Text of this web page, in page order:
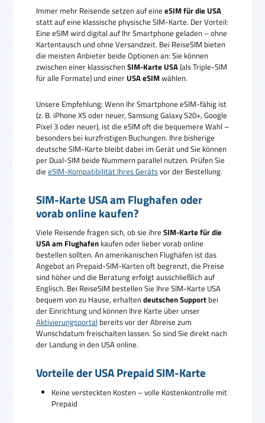
Immer mehr Reisende setzen auf eine eSIM für die USA
statt auf eine klassische physische SIM-Karte. Der Vorteil:
Eine eSIM wird digital auf Ihr Smartphone geladen – ohne
Kartentausch und ohne Versandzeit. Bei ReiseSIM bieten
die meisten Anbieter beide Optionen an: Sie können
zwischen einer klassischenSIM-Karte USA(als Triple-SIM
für alle Formate) und einerUSA eSIMwählen.
Unsere Empfehlung: Wenn Ihr Smartphone eSIM-fähig ist
(z. B. iPhone XS oder neuer, Samsung Galaxy S20+, Google
Pixel 3 oder neuer), ist die eSIM oft die bequemere Wahl –
besonders bei kurzfristigen Buchungen. Ihre bisherige
deutsche SIM-Karte bleibt dabei im Gerät und Sie können
per Dual-SIM beide Nummern parallel nutzen. Prüfen Sie
die eSIM-Kompatibilität Ihres Gerätsvor der Bestellung.
SIM-Karte USA am Flughafen oder
vorab online kaufen?
Viele Reisende fragen sich, ob sie ihre SIM-Karte für die
USA am Flughafen kaufen oder lieber vorab online
bestellen sollten. An amerikanischen Flughäfen ist das
Angebot an Prepaid-SIM-Karten oft begrenzt, die Preise
sind höher und die Beratung erfolgt ausschließlich auf
Englisch. Bei ReiseSIM bestellen Sie Ihre SIM-Karte USA
bequem von zu Hause, erhaltendeutschen Support bei
der Einrichtung und können Ihre Karte über unser
Aktivierungsportal bereits vor der Abreise zum
Wunschdatum freischalten lassen. So sind Sie direkt nach
der Landung in den USA online.
Vorteile der USA Prepaid SIM-Karte
Keine versteckten Kosten – volle Kostenkontrolle mit
Prepaid